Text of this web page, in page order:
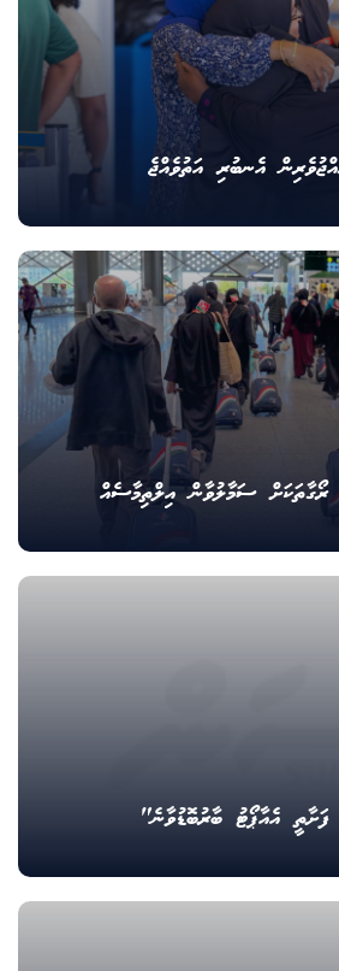
އެނބުރި އަތުވެއްޖެ
ރޯގާތަކަށް ސަމާލުވާން އިލްތިމާސެއް
އެއާޕޯޓު ބާރުބޮޑުވާނެ"